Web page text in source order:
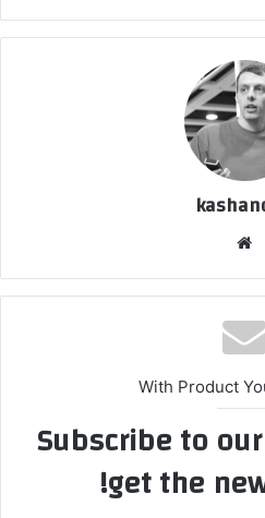
With Product
Subscribe to
get the